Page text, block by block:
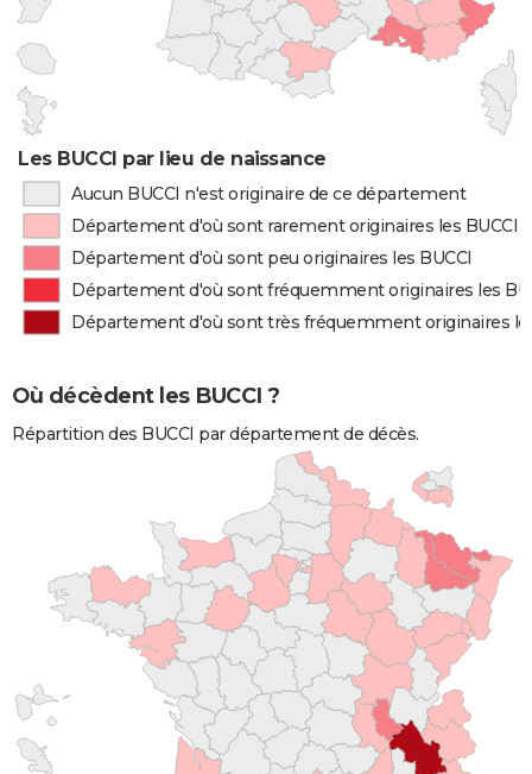
Les BUCCI par lieu de naissance
Aucun BUCCI n'est originaire de ce département
Département d'où sont rarement originaires les BUCCI
Département d'où sont peu originaires les BUCCI
Département d'où sont fréquemment originaires les
Département d'où sont très fréquemment originaires
Où décèdent les BUCCI ?
Répartition des BUCCI par département de décès.